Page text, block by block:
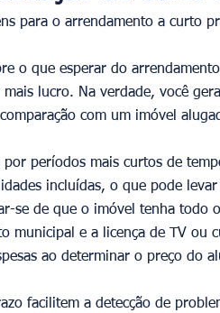
para o arrendamento a curto
o que esperar do
lucro. Na verdade, você
com um imóvel
períodos mais curtos de
incluídas, o que pode
se de que o imóvel tenha todo
municipal e a licença de TV ou
ao determinar o preço do
facilitem a detecção de